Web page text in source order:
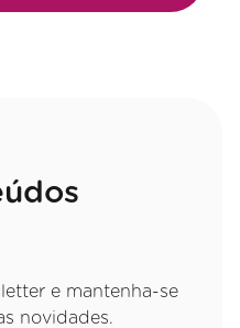
e mantenha-se
novidades.